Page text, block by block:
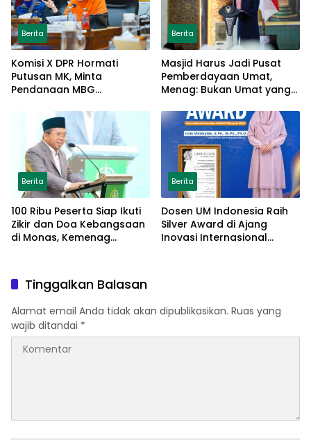
Berita
Komisi X DPR Hormati
Putusan MK, Minta
Pendanaan MBG
Pendidikan
Berita
Masjid Harus Jadi Pusat
Pemberdayaan Umat,
Menag: Bukan Umat yang
Berita
100 Ribu Peserta Siap Ikuti
Zikir dan Doa Kebangsaan
di Monas, Kemenag
Berita
Dosen UM Indonesia Raih
Silver Award di Ajang
Inovasi Internasional
Tinggalkan Balasan
Alamat email Anda tidak akan dipublikasikan. Ruas yang
wajib ditandai *